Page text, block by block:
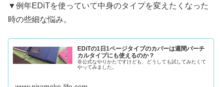
▼例年EDiTを使っていて中身のタイプを変えたくなった
時の些細な悩み。
EDiTの1日1ページタイプのカバーは週間バーチ
カルタイプにも使えるのか？
非公式なやりかたですけども、どうしても試してみたくて
やってみました。